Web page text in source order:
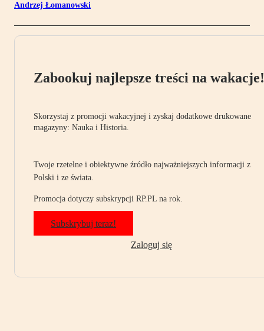
Andrzej Łomanowski
Zabookuj najlepsze treści na wakacje!
Skorzystaj z promocji wakacyjnej i zyskaj dodatkowe drukowane
magazyny: Nauka i Historia.
Twoje rzetelne i obiektywne źródło najważniejszych informacji z
Polski i ze świata.
Promocja dotyczy subskrypcji RP.PL na rok.
Subskrybuj teraz!
Zaloguj się